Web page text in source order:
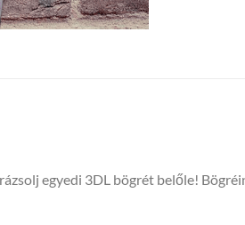
egyedi 3DL bögrét belőle!